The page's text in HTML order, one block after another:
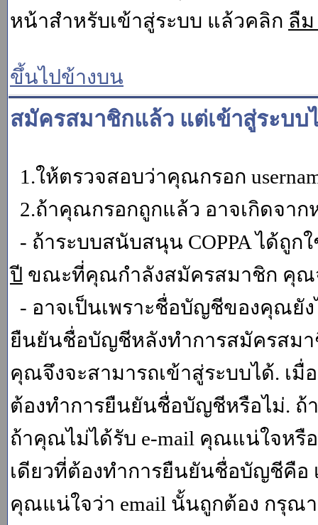
หน้าสำหรับเข้าสู่ระบบ แล้วคลิก ลืม
ขึ้นไปข้างบน
สมัครสมาชิกแล้ว แต่เข้าสู่ระบบ
1.ให้ตรวจสอบว่าคุณกรอก
2.ถ้าคุณกรอกถูกแล้ว อาจเกิดจาก
- ถ้าระบบสนับสนุน COPPA ได้ถู
ปี ขณะที่คุณกำลังสมัครสมาชิก คุ
- อาจเป็นเพราะชื่อบัญชีของคุณยั
ยืนยันชื่อบัญชีหลังทำการสมัครสมา
คุณจึงจะสามารถเข้าสู่ระบบได้. เ
ต้องทำการยืนยันชื่อบัญชีหรือไม่.
ถ้าคุณไม่ได้รับ e-mail คุณแน่ใจหรื
เดียวที่ต้องทำการยืนยันชื่อบัญชีคือ
คุณแน่ใจว่า email นั้นถูกต้อง กรุณ